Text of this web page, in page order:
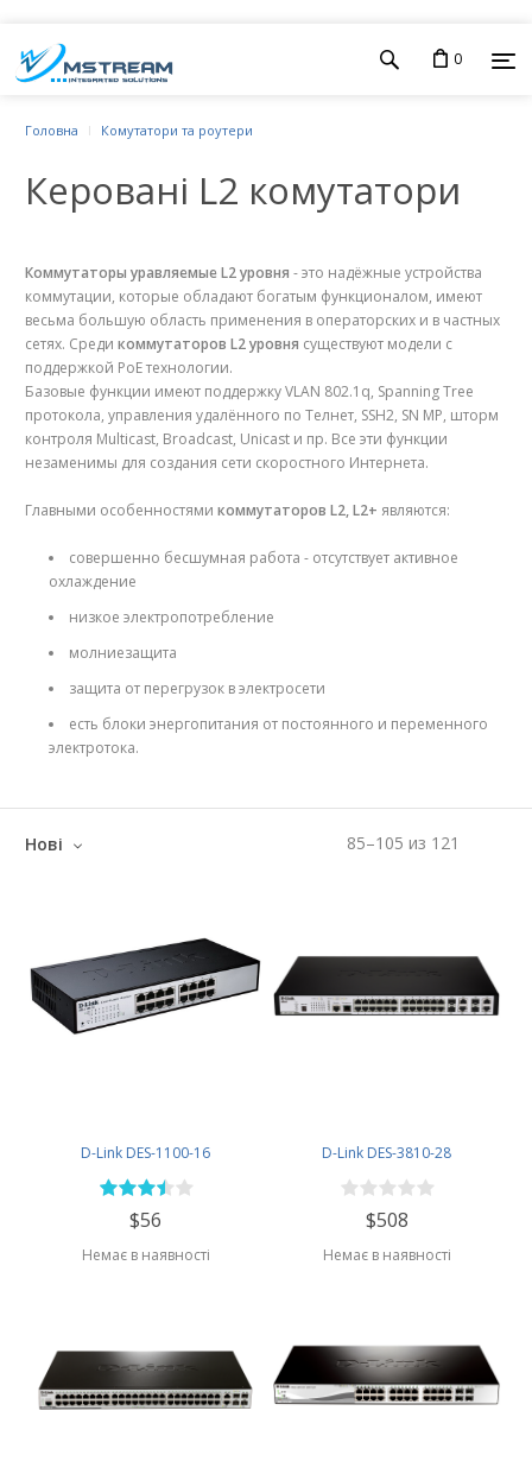
0
Головна Комутатори та роутери
Керовані L2 комутатори
Коммутаторы уравляемые L2 уровня - это надёжные устройства
коммутации, которые обладают богатым функционалом, имеют
весьма большую область применения в операторских и в частных
сетях. Среди коммутаторов L2 уровня существуют модели с
поддержкой PoE технологии.
Базовые функции имеют поддержку VLAN 802.1q, Spanning Tree
протокола, управления удалённого по Teлнет, SSH2, SN MP, шторм
контроля Multicast, Broadcast, Unicast и пр. Все эти функции
незаменимы для создания сети скоростного Интернета.
Главными особенностями коммутаторов L2, L2+ являются:
совершенно бесшумная работа - отсутствует активное
охлаждение
низкое электропотребление
молниезащита
защита от перегрузок в электросети
есть блоки энергопитания от постоянного и переменного
электротока.
85–105 из 121
Нові
D-Link DES-1100-16
$56
Немає в наявності
D-Link DES-3810-28
$508
Немає в наявності